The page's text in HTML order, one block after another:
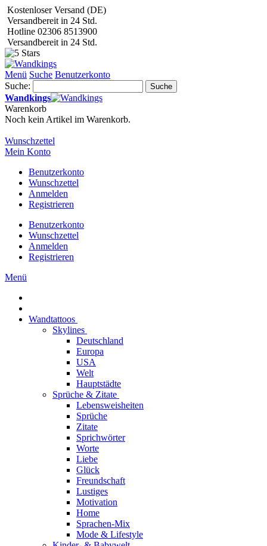
Kostenloser Versand (DE)
Versandbereit in 24 Std.
Hotline 02306 8513900
Versandbereit in 24 Std.
Menü Suche Benutzerkonto
Suche:
Suche
Wandkings
Warenkorb
Noch kein Artikel im Warenkorb.
Wunschzettel
Mein Konto
Benutzerkonto
Wunschzettel
Anmelden
Registrieren
Benutzerkonto
Wunschzettel
Anmelden
Registrieren
Menü
Wandtattoos
Skylines
Deutschland
Europa
USA
Welt
Hauptstädte
Sprüche & Zitate
Lebensweisheiten
Sprüche
Zitate
Sprichwörter
Worte
Liebe
Glück
Freundschaft
Lustiges
Motivation
Home
Sprachen-Mix
Mode & Lifestyle